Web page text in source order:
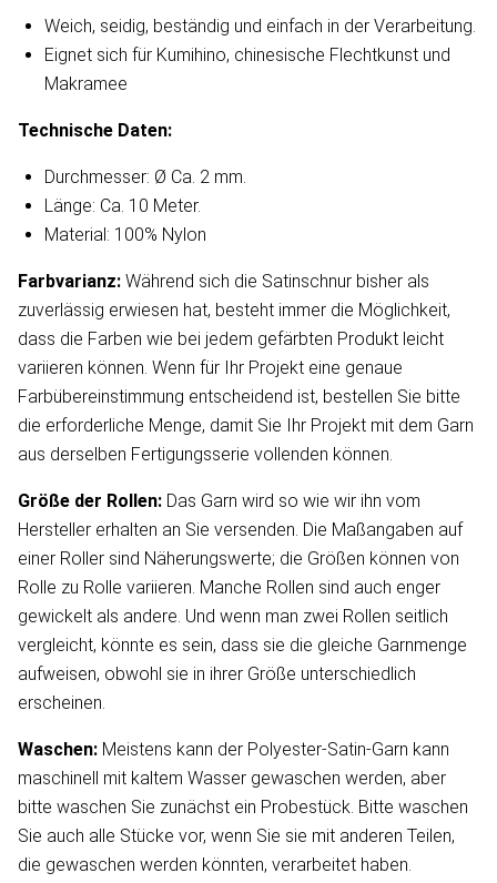
Weich, seidig, beständig und einfach in der Verarbeitung.
Eignet sich für Kumihino, chinesische Flechtkunst und
Makramee
Technische Daten:
Durchmesser: Ø Ca. 2 mm.
Länge: Ca. 10 Meter.
Material: 100% Nylon
Farbvarianz: Während sich die Satinschnur bisher als
zuverlässig erwiesen hat, besteht immer die Möglichkeit,
dass die Farben wie bei jedem gefärbten Produkt leicht
variieren können. Wenn für Ihr Projekt eine genaue
Farbübereinstimmung entscheidend ist, bestellen Sie bitte
die erforderliche Menge, damit Sie Ihr Projekt mit dem Garn
aus derselben Fertigungsserie vollenden können.
Größe der Rollen: Das Garn wird so wie wir ihn vom
Hersteller erhalten an Sie versenden. Die Maßangaben auf
einer Roller sind Näherungswerte; die Größen können von
Rolle zu Rolle variieren. Manche Rollen sind auch enger
gewickelt als andere. Und wenn man zwei Rollen seitlich
vergleicht, könnte es sein, dass sie die gleiche Garnmenge
aufweisen, obwohl sie in ihrer Größe unterschiedlich
erscheinen.
Waschen: Meistens kann der Polyester-Satin-Garn kann
maschinell mit kaltem Wasser gewaschen werden, aber
bitte waschen Sie zunächst ein Probestück. Bitte waschen
Sie auch alle Stücke vor, wenn Sie sie mit anderen Teilen,
die gewaschen werden könnten, verarbeitet haben.